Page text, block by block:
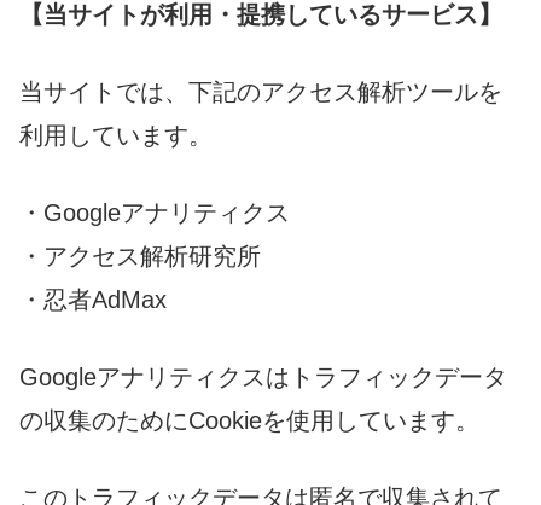
【当サイトが利用・提携しているサービス】
当サイトでは、下記のアクセス解析ツールを
利用しています。
・Googleアナリティクス
・アクセス解析研究所
・忍者AdMax
Googleアナリティクスはトラフィックデータ
の収集のためにCookieを使用しています。
このトラフィックデータは匿名で収集されて